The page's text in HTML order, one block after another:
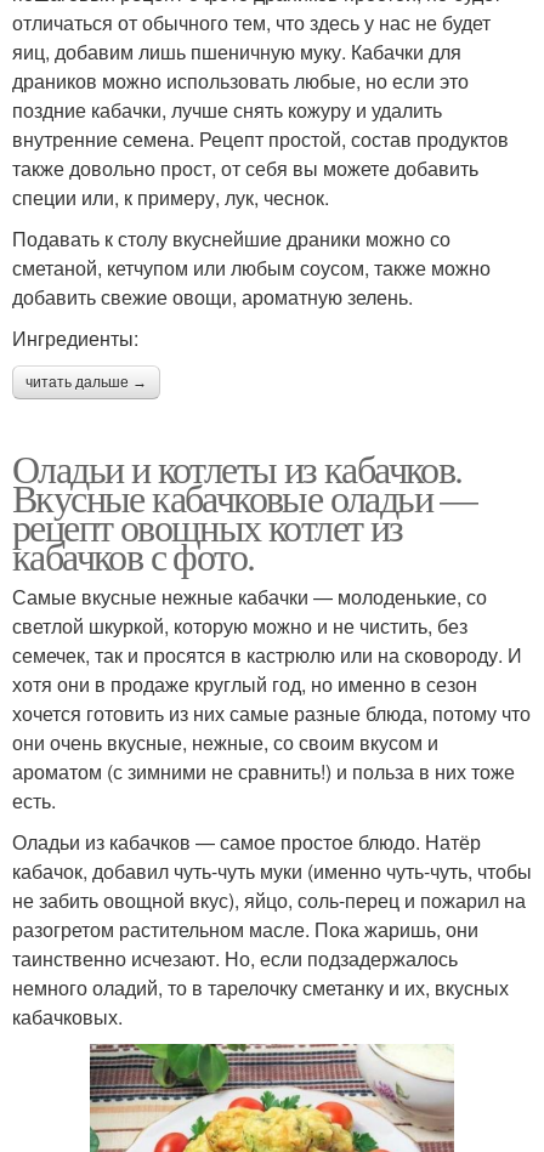
отличаться от обычного тем, что здесь у нас не будет
яиц, добавим лишь пшеничную муку. Кабачки для
драников можно использовать любые, но если это
поздние кабачки, лучше снять кожуру и удалить
внутренние семена. Рецепт простой, состав продуктов
также довольно прост, от себя вы можете добавить
специи или, к примеру, лук, чеснок.
Подавать к столу вкуснейшие драники можно со
сметаной, кетчупом или любым соусом, также можно
добавить свежие овощи, ароматную зелень.
Ингредиенты:
читать дальше →
Оладьи и котлеты из кабачков.
Вкусные кабачковые оладьи —
рецепт овощных котлет из
кабачков с фото.
Самые вкусные нежные кабачки — молоденькие, со
светлой шкуркой, которую можно и не чистить, без
семечек, так и просятся в кастрюлю или на сковороду. И
хотя они в продаже круглый год, но именно в сезон
хочется готовить из них самые разные блюда, потому что
они очень вкусные, нежные, со своим вкусом и
ароматом (с зимними не сравнить!) и польза в них тоже
есть.
Оладьи из кабачков — самое простое блюдо. Натёр
кабачок, добавил чуть-чуть муки (именно чуть-чуть, чтобы
не забить овощной вкус), яйцо, соль-перец и пожарил на
разогретом растительном масле. Пока жаришь, они
таинственно исчезают. Но, если подзадержалось
немного оладий, то в тарелочку сметанку и их, вкусных
кабачковых.